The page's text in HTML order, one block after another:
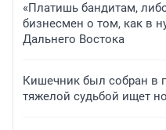
«Платишь бандитам,
бизнесмен о том, как в
Дальнего Востока
Кишечник был собран в
тяжелой судьбой ищет